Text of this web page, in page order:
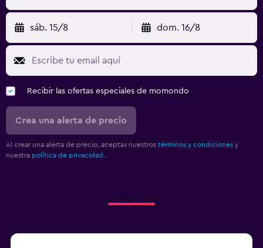
sáb. 15/8 dom. 16/8
Recibir las ofertas especiales de momondo
Crea una alerta de precio
Al crear una alerta de precio, aceptas nuestros términos y condiciones y
nuestra política de privacidad.